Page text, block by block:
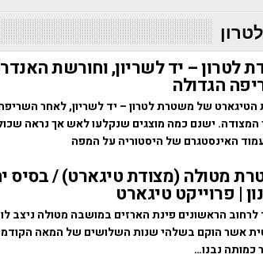
לטרון – יד לשריון, וחורשת
הגדולה
הטיגארט של משטרת לטרון – יד לשריון, לאחר
המצודה. ישנם כמה מוצגים שנקלעו לאש אך נראה
האינסטגרם של היסטוריה על המפה
מטולה (מצודת טיגארט) / בסיס
| פרוייקט טיגארט
לרחוב הראשונים פינת הארזים במושבה מטולה ניצב
אשר הוקם בשלהי שנות השלושים של המאה
כמותה נבנו…